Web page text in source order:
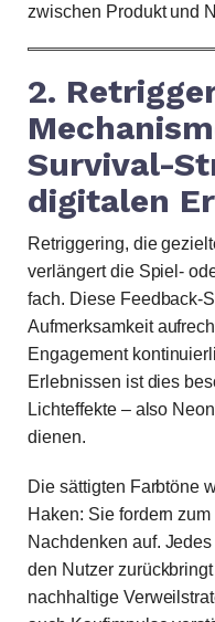
zwischen Produkt und
2.
Survival-
digitalen
Retriggering, die
verlängert die Spiel-
fach. Diese Feedback-
Aufmerksamkeit
Engagement
Erlebnissen ist dies
Lichteffekte – also
dienen.
Die sättigten Farbtöne
Haken: Sie fordern
Nachdenken auf.
den Nutzer
nachhaltige